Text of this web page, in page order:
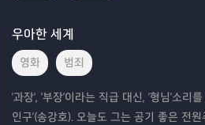
우아한 세계
영화 범죄
'과장', '부장'이라는 직급 대신, '형님'소리
인구'(송강호). 오늘도 그는 공기 좋은 전